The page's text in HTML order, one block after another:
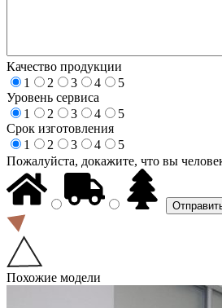
Качество продукции
1
2 3 4
5
Уровень сервиса
1
2 3 4
5
Срок изготовления
1
2 3 4
5
Пожалуйста, докажите, что вы
Похожие модели